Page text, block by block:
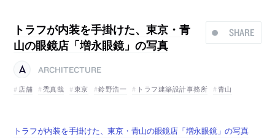
SHARE
トラフが内装を手掛けた、東京・青
山の眼鏡店「増永眼鏡」の写真
ARCHITECTURE
店舗
禿真哉 東京 鈴野浩一 トラフ建築設計事務所 青山
トラフが内装を手掛けた、東京・青山の眼鏡店「増永眼鏡」の写真